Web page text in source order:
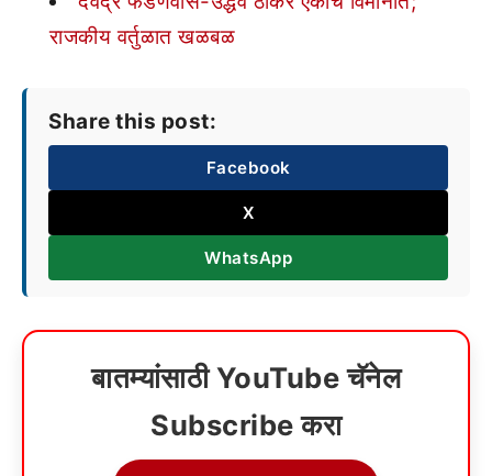
राजकीय वर्तुळात खळबळ
Share this post:
Facebook
X
WhatsApp
बातम्यांसाठी YouTube चॅनेल
Subscribe करा